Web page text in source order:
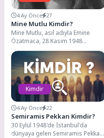
4 Ay Önce 27
Mine Mutlu Kimdir?
Mine Mutlu, asıl adıyla Emine
Özatmaca, 28 Kasım 1948
tarihinde İstanbul’da dünyaya
gelmiş. Türk sinemasının...
Kimdir
4 Ay Önce 22
Semiramis Pekkan Kimdir?
30 Eylül 1948'de İstanbul'da
dünyaya gelen Semiramis Pekkan,